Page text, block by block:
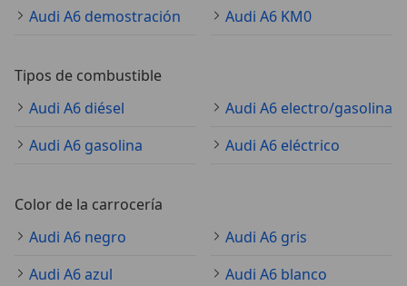
Audi A6 demostración
Audi A6 KM0
Tipos de combustible
Audi A6 diésel
Audi A6 electro/gasolina
Audi A6 gasolina
Audi A6 eléctrico
Color de la carrocería
Audi A6 negro
Audi A6 gris
Audi A6 azul
Audi A6 blanco